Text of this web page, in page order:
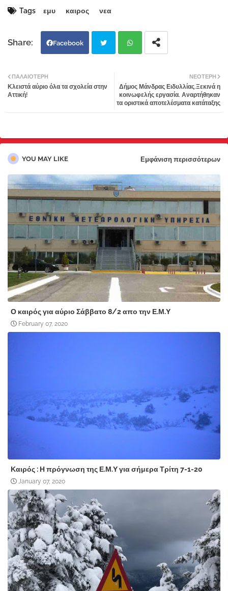
Tags εμυ καιρος νεα
Facebook
tter atsa
ΝΕΌΤΕΡΗ
Δήμος Μάνδρας Ειδυλλίας.Ξεκινά η
κοινωφελής εργασία. Αναρτήθηκαν
τα οριστικά αποτελέσματα κατάταξης
ΠΑΛΑΙΌΤΕΡΗ
Κλειστά αύριο όλα τα σχολεία στην
Αττική!
YOU MAY LIKE Εμφάνιση περισσότερων
Ο καιρός για αύριο Σάββατο 8/2 απο την Ε.Μ.Υ
February 07, 2020
Καιρός : Η πρόγνωση της Ε.Μ.Υ για σήμερα Τρίτη 7-1-20
January 07, 2020